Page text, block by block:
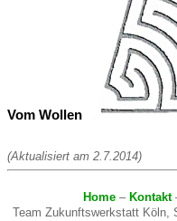
Vom Wollen
(Aktualisiert am 2.7.2014)
Home– Kontakt
Team Zukunftswerkstatt Köln,